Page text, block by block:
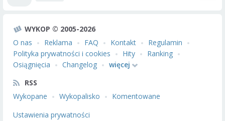
WYKOP © 2005-2026
O nas
Reklama FAQ Kontakt
Regulamin
Polityka prywatności i cookies
Hity
Ranking
Osiągnięcia
Changelog
więcej
RSS
Wykopane
Wykopalisko
Komentowane
Ustawienia prywatności